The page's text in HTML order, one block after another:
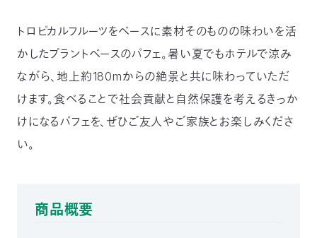
トロピカルフルーツをベースに素材そのものの味わいを活
かしたプラントベースのパフェ。暑い夏でもホテルで涼み
ながら、地上約180mからの絶景と共に味わっていただ
けます。食べることで社会貢献と自然保護を考えるきっか
けになるパフェを、ぜひご友人やご家族とお楽しみくださ
い。
商品概要